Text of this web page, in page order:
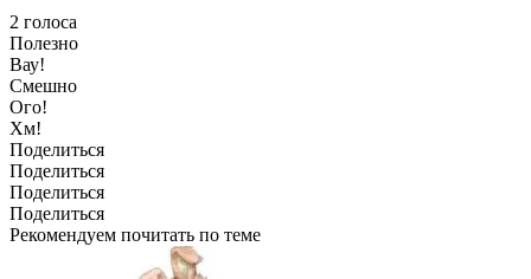
2 голоса
Полезно
Вау!
Смешно
Ого!
Хм!
Поделиться
Поделиться
Поделиться
Поделиться
Рекомендуем почитать по теме